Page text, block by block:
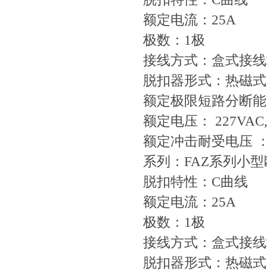
额定电流：25A
极数：1极
接线方式：盒式接
脱扣器形式：热磁式
额定极限短路分断
额定电压：
额定冲击耐受电压
系列：FAZ系列小
脱扣特性：C曲线
额定电流：25A
极数：1极
接线方式：盒式接
脱扣器形式：热磁式